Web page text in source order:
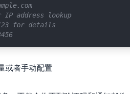
IP address lookup
23 for details
或者手动配置